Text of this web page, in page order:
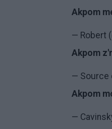
Akpom
— Robert
Akpom
— Source
Akpom
—